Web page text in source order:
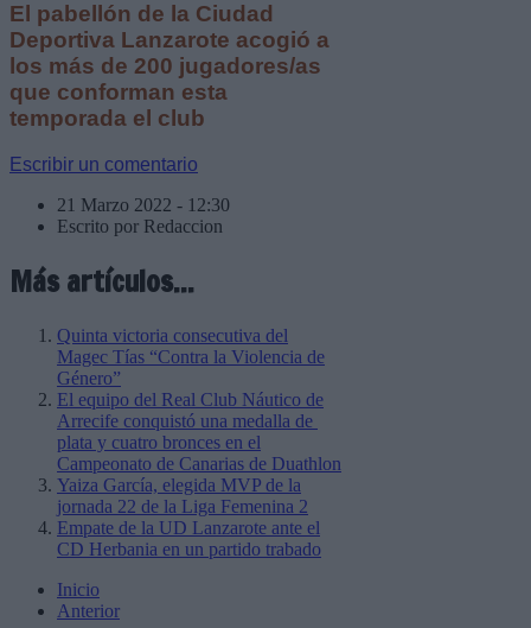
El pabellón de la Ciudad
Deportiva Lanzarote acogió a
los más de 200 jugadores/as
que conforman esta
temporada el club
Escribir un comentario
21 Marzo 2022 - 12:30
Escrito por Redaccion
Más artículos...
Quinta victoria consecutiva del
Magec Tías “Contra la Violencia de
Género”
El equipo del Real Club Náutico de
Arrecife conquistó una medalla de
plata y cuatro bronces en el
Campeonato de Canarias de Duathlon
Yaiza García, elegida MVP de la
jornada 22 de la Liga Femenina 2
Empate de la UD Lanzarote ante el
CD Herbania en un partido trabado
Inicio
Anterior